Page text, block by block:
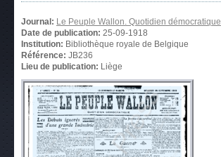
Journal: Le Peuple Wallon. Quotidien démocratique
Date de publication: 25-09-1918
Institution: Bibliothèque royale de Belgique
Référence: JB236
Lieu de publication: Liège